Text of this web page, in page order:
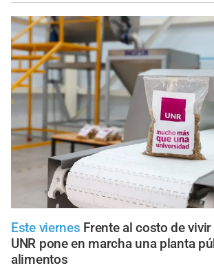
Este viernes Frente al costo de
UNR pone en marcha una planta
alimentos